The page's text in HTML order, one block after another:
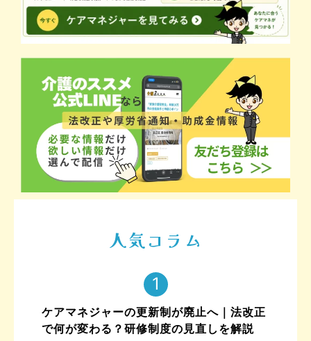
人気コラム
ケアマネジャーの更新制が廃止へ｜法改正
で何が変わる？研修制度の見直しを解説